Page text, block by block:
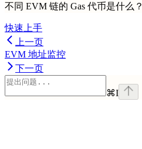
不同 EVM 链的 Gas 代币是什么？
快速上手
上一页
EVM 地址监控
下一页
⌘I